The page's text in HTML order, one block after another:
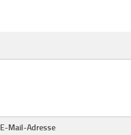
E-Mail-Adresse